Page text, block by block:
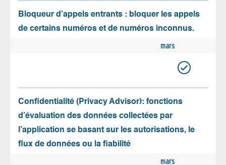
Bloqueur d’appels entrants : bloquer les appels
de certains numéros et de numéros inconnus.
mars
Confidentialité (Privacy Advisor): fonctions
d’évaluation des données collectées par
l’application se basant sur les autorisations, le
flux de données ou la fiabilité
mars